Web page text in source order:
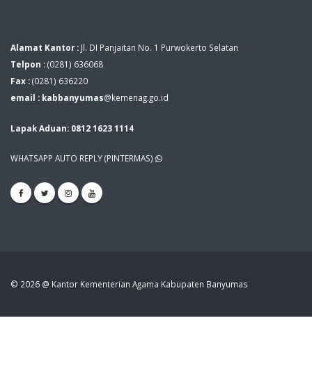
Alamat Kantor : Jl. DI Panjaitan No. 1 Purwokerto Selatan
Telpon :(0281) 636068
Fax :(0281) 636220
email : kabbanyumas@kemenag.go.id
Lapak Aduan: 0812 1623 1114
WHATSAPP AUTO REPLY (PINTERMAS)
© 2026 @ Kantor Kementerian Agama Kabupaten Banyumas